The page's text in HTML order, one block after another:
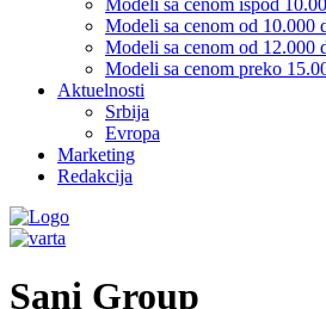
Modeli sa cenom ispod
Modeli sa cenom od 10.000
Modeli sa cenom od 12.000
Modeli sa cenom preko
Aktuelnosti
Srbija
Evropa
Marketing
Redakcija
Sani Group